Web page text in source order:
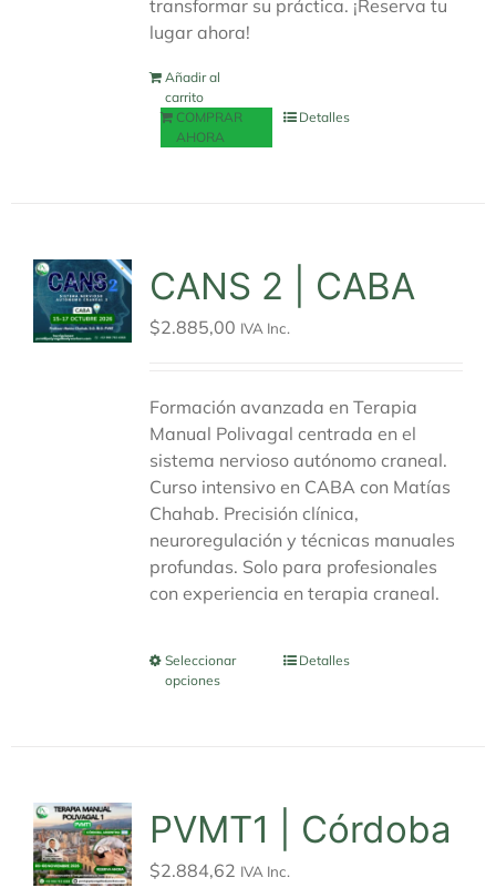
transformar su práctica. ¡Reserva tu
lugar ahora!
Añadir al
carrito
COMPRAR
AHORA
Detalles
CANS 2 | CABA
$2.885,00 IVA Inc.
Formación avanzada en Terapia
Manual Polivagal centrada en el
sistema nervioso autónomo craneal.
Curso intensivo en CABA con Matías
Chahab. Precisión clínica,
neuroregulación y técnicas manuales
profundas. Solo para profesionales
con experiencia en terapia craneal.
Seleccionar
opciones
Este
opciones
se
pueden
Detalles
PVMT1 | Córdoba
$2.884,62 IVA Inc.